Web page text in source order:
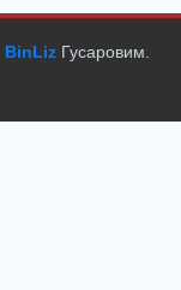
BinLiz Гусаровим.